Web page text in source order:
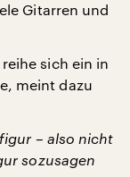
Gitarren und
sich ein in
meint dazu
– also nicht
sozusagen